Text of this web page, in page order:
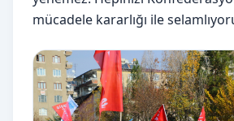
mücadele kararlığı ile